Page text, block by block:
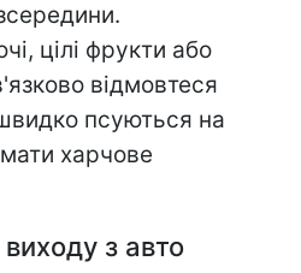
цілі фрукти або
відмовтеся
псуються на
харчове
з авто